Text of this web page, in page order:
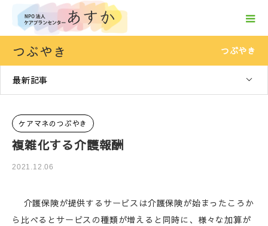
つぶやき つぶやき
最新記事
ケアマネのつぶやき
複雑化する介護報酬
2021.12.06
介護保険が提供するサービスは介護保険が始まったころか
ら比べるとサービスの種類が増えると同時に、様々な加算が